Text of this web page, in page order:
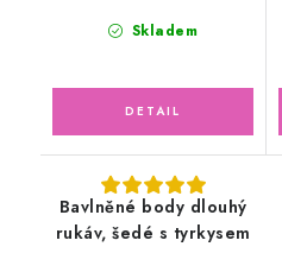
Skladem
Bavlněné body dlouhý
rukáv, šedé s tyrkysem